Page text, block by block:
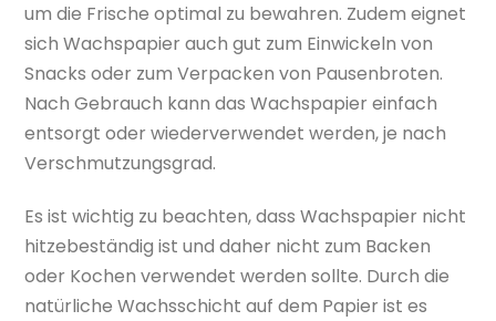
um die Frische optimal zu bewahren. Zudem eignet
sich Wachspapier auch gut zum Einwickeln von
Snacks oder zum Verpacken von Pausenbroten.
Nach Gebrauch kann das Wachspapier einfach
entsorgt oder wiederverwendet werden, je nach
Verschmutzungsgrad.
Es ist wichtig zu beachten, dass Wachspapier nicht
hitzebeständig ist und daher nicht zum Backen
oder Kochen verwendet werden sollte. Durch die
natürliche Wachsschicht auf dem Papier ist es